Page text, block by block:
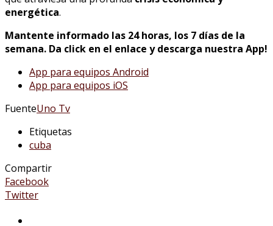
energética.
Mantente informado las 24 horas, los 7 días de la
semana. Da click en el enlace y descarga nuestra App!
App para equipos Android
App para equipos iOS
FuenteUno Tv
Etiquetas
cuba
Compartir
Facebook
Twitter